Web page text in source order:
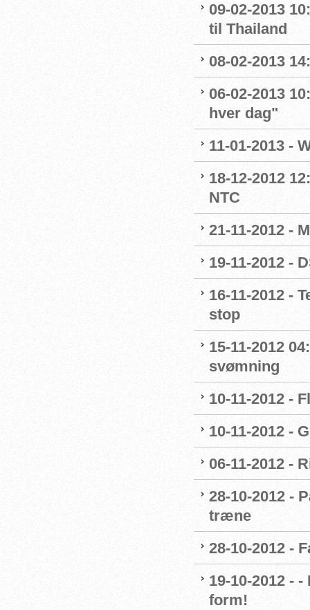
09-02-2013
til Thailand
08-02-2013
06-02-2013
hver dag"
11-01-2013 -
18-12-2012
NTC
21-11-2012 -
19-11-2012 -
16-11-2012 -
stop
15-11-2012
svømning
10-11-2012 -
10-11-2012 -
06-11-2012 -
28-10-2012 -
træne
28-10-2012 -
19-10-2012 -
form!